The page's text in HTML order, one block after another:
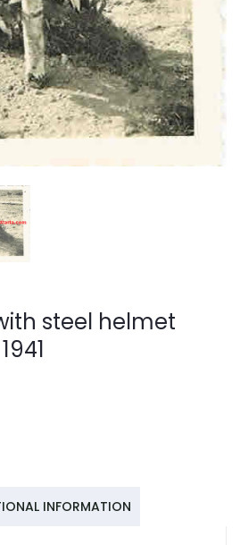
steel helmet
INFORMATION